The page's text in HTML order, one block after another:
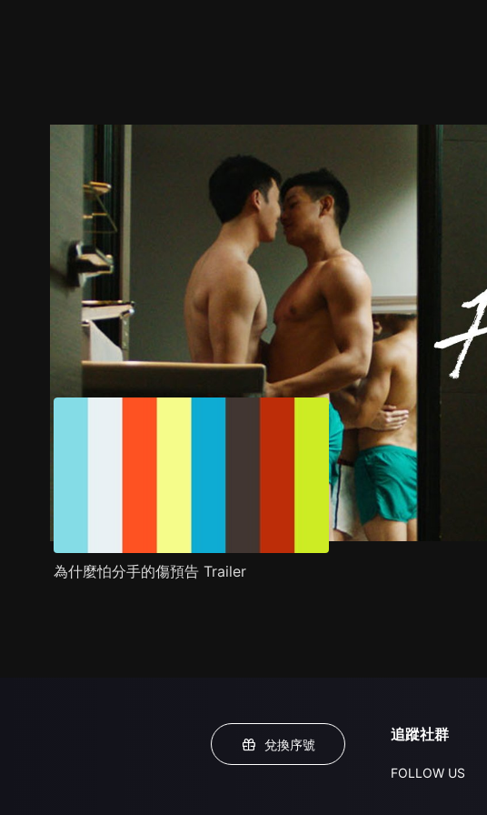
劇照 推薦影片 劇情介紹
為什麼怕分手的傷預告 Trailer
兌換序號
追蹤社群
FOLLOW US